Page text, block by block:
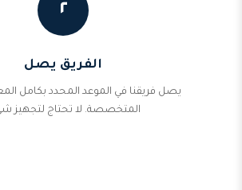
٢
الفريق يصل
يصل فريقنا في الموعد المحدد بكامل
المتخصصة. لا تحتاج لتجهيز